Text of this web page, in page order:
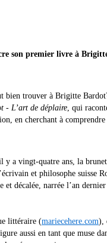
son premier livre à
bien trouver à Brigitte
- L’art de déplaire, qui
en cherchant à
y a vingt-quatre ans, la
et philosophe suisse
et décalée, narrée l’an dernier
littéraire (mariecehere.com),
aussi en tant que muse